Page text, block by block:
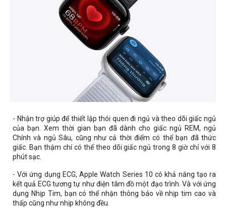
- Nhận trợ giúp để thiết lập thói quen đi ngủ và theo dõi giấc ngủ
của bạn. Xem thời gian bạn đã dành cho giấc ngủ REM, ngủ
Chính và ngủ Sâu, cũng như cả thời điểm có thể bạn đã thức
giấc. Bạn thậm chí có thể theo dõi giấc ngủ trong 8 giờ chỉ với 8
phút sạc.
- Với ứng dụng ECG, Apple Watch Series 10 có khả năng tạo ra
kết quả ECG tương tự như điện tâm đồ một đạo trình. Và với ứng
dụng Nhịp Tim, bạn có thể nhận thông báo về nhịp tim cao và
thấp cũng như nhịp không đều.